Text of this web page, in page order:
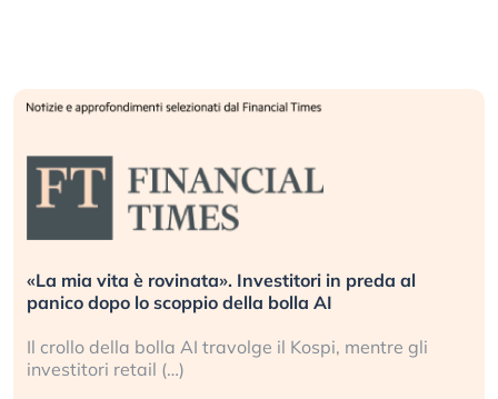
«La mia vita è rovinata». Investitori in preda al
panico dopo lo scoppio della bolla AI
Il crollo della bolla AI travolge il Kospi, mentre gli
investitori retail (…)